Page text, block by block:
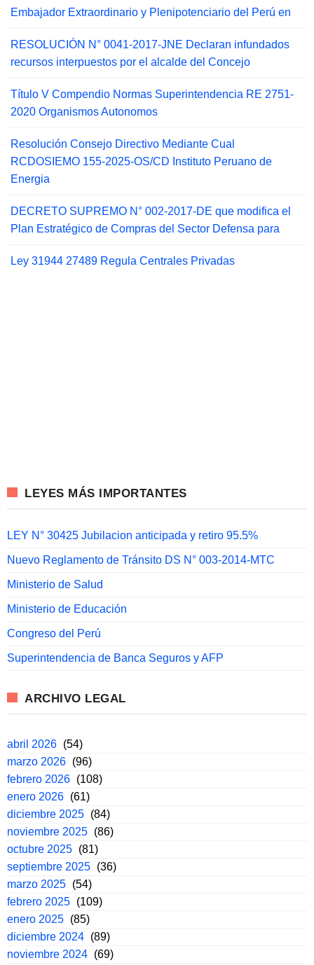
Embajador Extraordinario y Plenipotenciario del Perú en
RESOLUCIÓN N° 0041-2017-JNE Declaran infundados
recursos interpuestos por el alcalde del Concejo
Título V Compendio Normas Superintendencia RE 2751-
2020 Organismos Autonomos
Resolución Consejo Directivo Mediante Cual
RCDOSIEMO 155-2025-OS/CD Instituto Peruano de
Energia
DECRETO SUPREMO N° 002-2017-DE que modifica el
Plan Estratégico de Compras del Sector Defensa para
Ley 31944 27489 Regula Centrales Privadas
LEYES MÁS IMPORTANTES
LEY N° 30425 Jubilacion anticipada y retiro 95.5%
Nuevo Reglamento de Tránsito DS N° 003-2014-MTC
Ministerio de Salud
Ministerio de Educación
Congreso del Perú
Superintendencia de Banca Seguros y AFP
ARCHIVO LEGAL
abril 2026 (54)
marzo 2026 (96)
febrero 2026 (108)
enero 2026 (61)
diciembre 2025 (84)
noviembre 2025 (86)
octubre 2025 (81)
septiembre 2025 (36)
marzo 2025 (54)
febrero 2025 (109)
enero 2025 (85)
diciembre 2024 (89)
noviembre 2024 (69)